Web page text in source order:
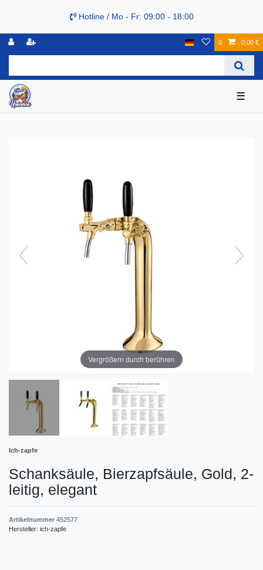
Hotline / Mo - Fr: 09:00 - 18:00
0 0,00 €
☰
Vergrößern durch berühren
Ich-zapfe
Schanksäule, Bierzapfsäule, Gold, 2-
leitig, elegant
Artikelnummer 452577
Hersteller: ich-zapfe